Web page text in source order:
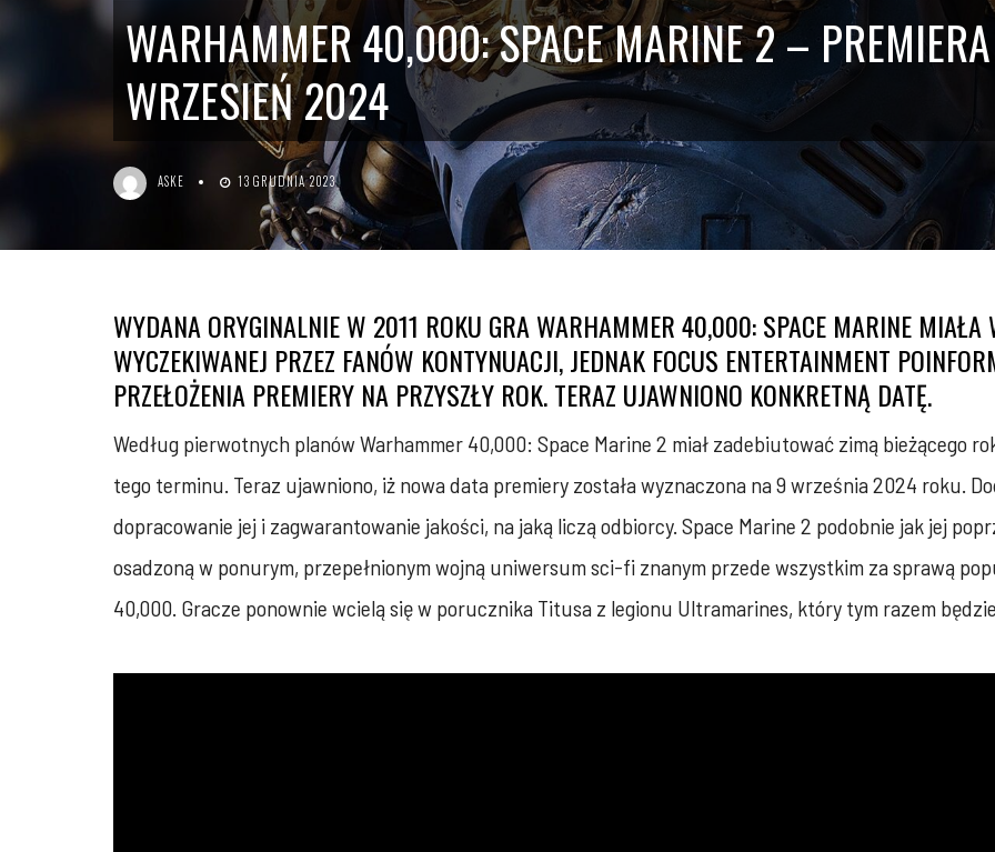
WARHAMMER 40,000: SPACE MARINE 2 –
WRZESIEŃ 2024
ASKE 13 GRUDNIA 2023
WYDANA ORYGINALNIE W 2011 ROKU GRA WARHAMMER 40,000: SPACE MARINE MIAŁA
WYCZEKIWANEJ PRZEZ FANÓW KONTYNUACJI, JEDNAK FOCUS ENTERTAINMENT
PRZEŁOŻENIA PREMIERY NA PRZYSZŁY ROK. TERAZ UJAWNIONO KONKRETNĄ DATĘ.
Według pierwotnych planów Warhammer 40,000: Space Marine 2 miał zadebiutować zimą bieżącego
tego terminu. Teraz ujawniono, iż nowa data premiery została wyznaczona na 9 września 2024 roku.
dopracowanie jej i zagwarantowanie jakości, na jaką liczą odbiorcy. Space Marine 2 podobnie jak jej
osadzoną w ponurym, przepełnionym wojną uniwersum sci-fi znanym przede wszystkim za sprawą
40,000. Gracze ponownie wcielą się w porucznika Titusa z legionu Ultramarines, który tym razem